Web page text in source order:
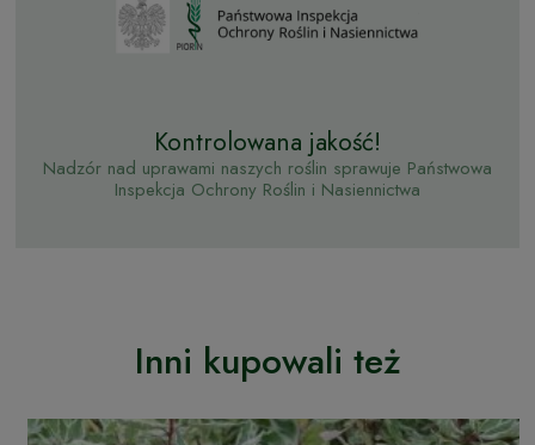
Kontrolowana jakość!
Nadzór nad uprawami naszych roślin sprawuje Państwowa
Inspekcja Ochrony Roślin i Nasiennictwa
Inni kupowali też